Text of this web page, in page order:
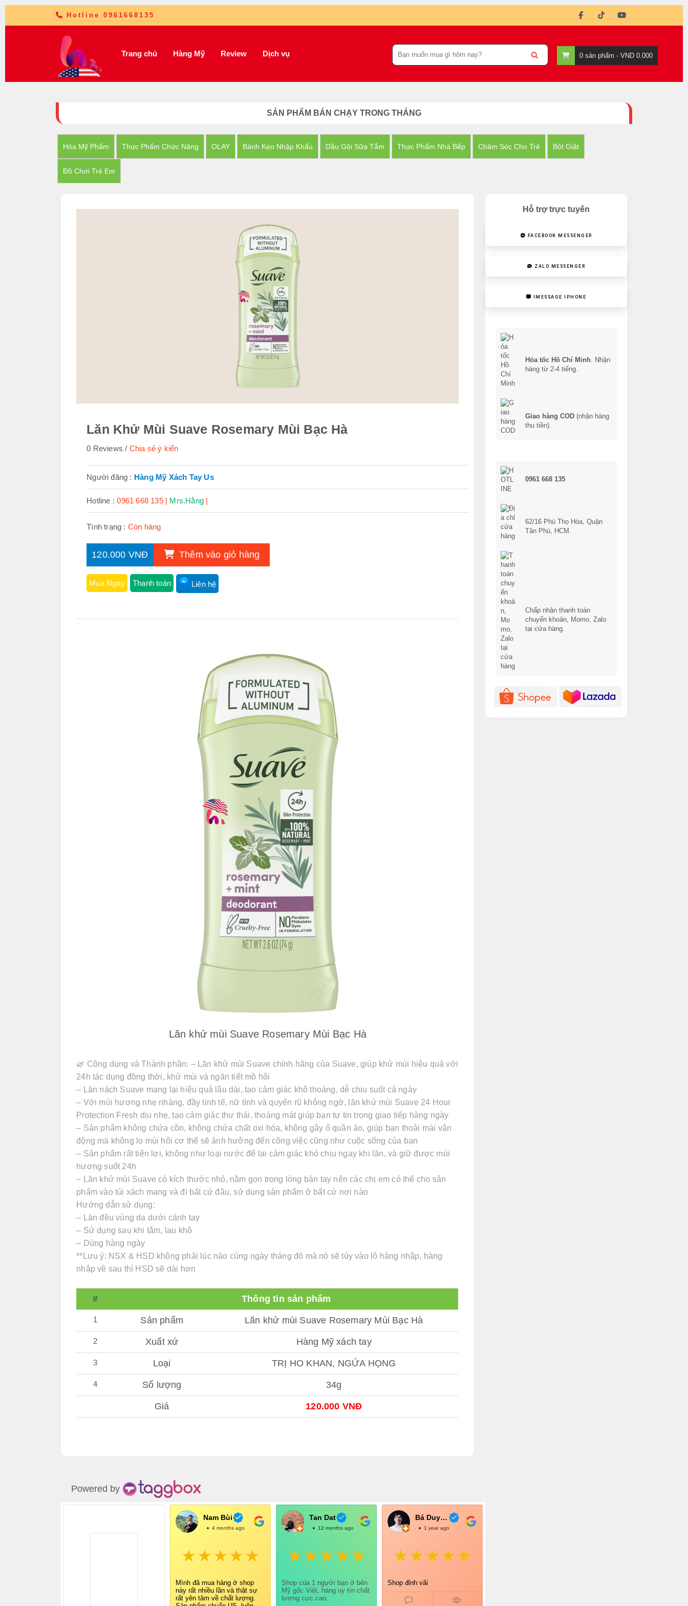
Hotline 0961668135
Trang chủ Hàng Mỹ Review Dịch vụ 0sản phẩm - VND 0.000
SẢN PHẨM BÁN CHẠY TRONG THÁNG
Hóa Mỹ Phẩm Thực Phẩm Chức Năng OLAY Bánh Kẹo Nhập Khẩu Dầu Gội Sữa Tắm Thực Phẩm Nhà Bếp Chăm Sóc Cho Trẻ Bột Giặt
Đồ Chơi Trẻ Em
Hỗ trợ trực tuyến
FACEBOOK MESSENGER
ZALO MESSENGER
IMESSAGE IPHONE
Hỏa tốc Hồ Chí Minh. Nhận
hàng từ 2-4 tiếng.
Giao hàng COD (nhận hàng
thu tiền).
0961 668 135
62/16 Phú Thọ Hòa, Quận
Tân Phú, HCM.
Chấp nhận thanh toán
chuyển khoản, Momo, Zalo
tại cửa hàng.
Lăn Khử Mùi Suave Rosemary Mùi Bạc Hà
0 Reviews Chia sẻ ý kiến
Người đăng : Hàng Mỹ Xách Tay Us
Hotline :0961 668 135 | Mrs.Hằng|
Tình trạng : Còn hàng
120.000 VNĐ Thêm vào giỏ hàng
Mua Ngay Thanh toán Liên hệ
Lăn khử mùi Suave Rosemary Mùi Bạc Hà
🌿 Công dụng và Thành phần: – Lăn khử mùi Suave chính hãng của Suave, giúp khử mùi hiệu quả với
24h tác dụng đồng thời, khử mùi và ngăn tiết mồ hôi
– Lăn nách Suave mang lại hiệu quả lâu dài, tạo cảm giác khô thoáng, dễ chịu suốt cả ngày
– Với mùi hương nhẹ nhàng, đầy tinh tế, nữ tính và quyến rũ không ngờ, lăn khử mùi Suave 24 Hour
Protection Fresh dịu nhẹ, tạo cảm giác thư thái, thoáng mát giúp bạn tự tin trong giao tiếp hàng ngày
– Sản phẩm không chứa cồn, không chứa chất oxi hóa, không gây ố quần áo, giúp bạn thoải mái vận
động mà không lo mùi hôi cơ thể sẽ ảnh hưởng đến công việc cũng như cuộc sống của bạn
– Sản phẩm rất tiện lợi, không như loại nước để lại cảm giác khó chịu ngay khi lăn, và giữ được mùi
hương suốt 24h
– Lăn khử mùi Suave có kích thước nhỏ, nằm gọn trong lòng bàn tay nên các chị em có thể cho sản
phẩm vào túi xách mang và đi bất cứ đâu, sử dụng sản phẩm ở bất cứ nơi nào
Hướng dẫn sử dụng:
– Lăn đều vùng da dưới cánh tay
– Sử dụng sau khi tắm, lau khô
– Dùng hàng ngày
**Lưu ý: NSX & HSD không phải lúc nào cùng ngày tháng đó mà nó sẽ tùy vào lô hàng nhập, hàng
nhập về sau thì HSD sẽ dài hơn
# Thông tin sản phẩm
1 Sản phẩm Lăn khử mùi Suave Rosemary Mùi Bạc Hà
2 Xuất xứ Hàng Mỹ xách tay
3 Loại TRỊ HO KHAN, NGỨA HỌNG
4 Số lượng 34g
Giá 120.000 VNĐ
Powered by
Nam Bùi
@NamBùi4 months ago
Mình đã mua hàng ở shop
này rất nhiều lần và thật sự
rất yên tâm về chất lượng.
Tan Dat
@TanDat12 months ago
Shop của 1 người bạn ở bên
Mỹ gốc Việt, hàng uy tín chất
lượng cực cao.
Bá Duy Võ
@BáDuyVõ1 year ago
Shop đỉnh vãi